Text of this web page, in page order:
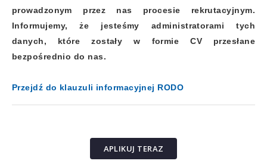
prowadzonym przez nas procesie rekrutacyjnym.
Informujemy, że jesteśmy administratorami tych
danych, które zostały w formie CV przesłane
bezpośrednio do nas.
Przejdź do klauzuli informacyjnej RODO
APLIKUJ TERAZ